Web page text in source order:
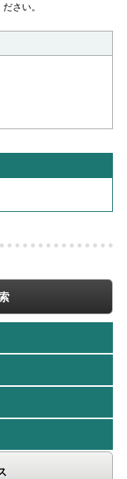
さい。